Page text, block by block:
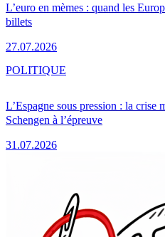
L’euro en mèmes : quand les
billets
27.07.2026
L’Espagne sous pression : la crise
Schengen à l’épreuve
31.07.2026
POLITIQUE